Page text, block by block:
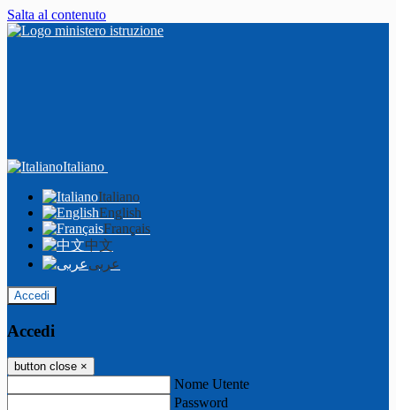
Salta al contenuto
Italiano
Italiano
English
Français
中文
عربى
Accedi
Accedi
button close ×
Nome Utente
Password